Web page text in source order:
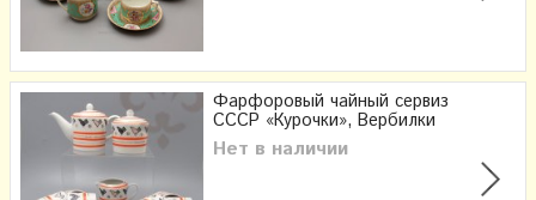
Фарфоровый чайный сервиз
СССР «Курочки», Вербилки
Нет в наличии